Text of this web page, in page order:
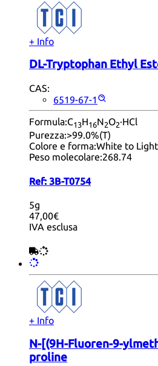
+ Info
DL-Tryptophan Ethyl
CAS:
6519-67-1
Formula:C13H16N2O2·HCl
Purezza:>99.0%(T)
Colore e forma:White to
Peso molecolare:268.74
Ref: 3B-T0754
5g
47,00€
IVA esclusa
+ Info
N-[(9H-Fluoren-9-
proline